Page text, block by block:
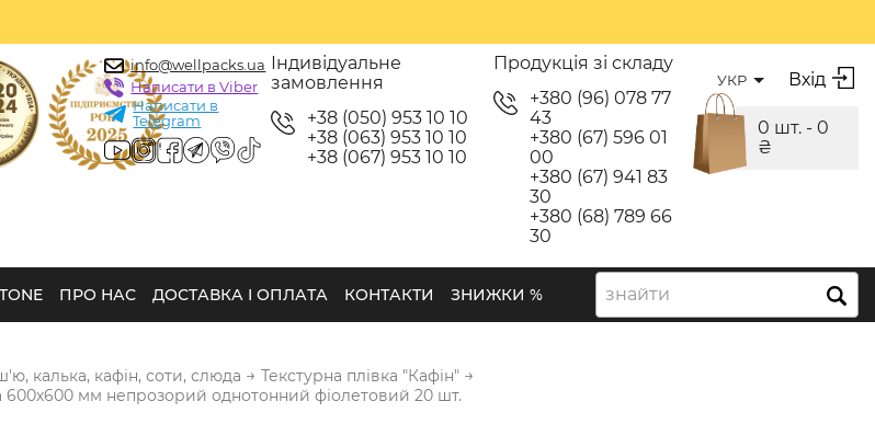
info@wellpacks.ua
Написати в Viber
Написати в
Telegram
Індивідуальне
замовлення
+38 (050) 953 10 10
+38 (063) 953 10 10
+38 (067) 953 10 10
Продукція зі складу
+380 (96) 078 77
43
+380 (67) 596 01
00
+380 (67) 941 83
30
+380 (68) 789 66
30
УКР Вхід
0 шт. - 0
₴
ПРО НАС ДОСТАВКА І ОПЛАТА КОНТАКТИ ЗНИЖКИ % знайти
калька, кафін, соти, слюда → Текстурна плівка "Кафін" →
600х600 мм непрозорий однотонний фіолетовий 20 шт.